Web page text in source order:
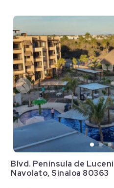
Blvd. Península de
Navolato, Sinaloa 80363